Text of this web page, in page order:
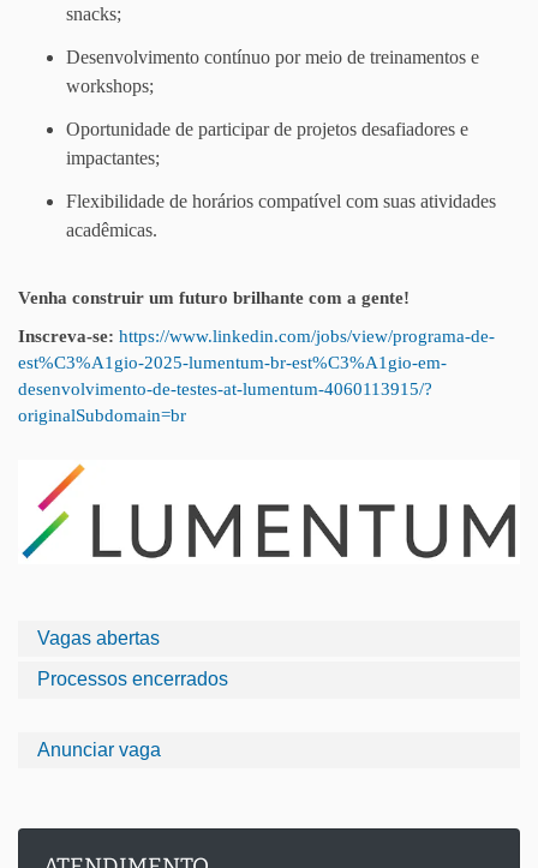
Vagas abertas
Processos encerrados
Anunciar vaga
snacks;
Desenvolvimento contínuo por meio de treinamentos e
workshops;
Oportunidade de participar de projetos desafiadores e
impactantes;
Flexibilidade de horários compatível com suas atividades
acadêmicas.
Venha construir um futuro brilhante com a gente!
Inscreva-se: https://www.linkedin.com/jobs/view/programa-de-
est%C3%A1gio-2025-lumentum-br-est%C3%A1gio-em-
desenvolvimento-de-testes-at-lumentum-4060113915/?
originalSubdomain=br